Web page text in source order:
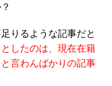
りるような記事だと
したのは、現在在籍
言わんばかりの記事